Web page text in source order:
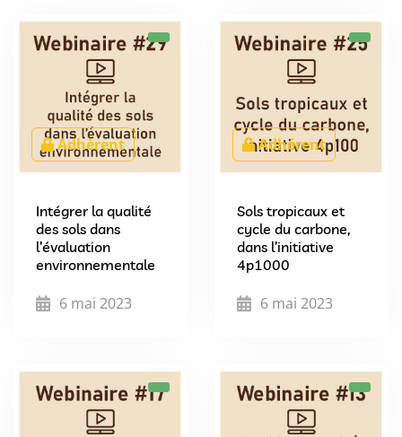
Adhérent
Intégrer la qualité
des sols dans
l’évaluation
environnementale
6 mai 2023
Adhérent
Sols tropicaux et
cycle du carbone,
dans l’initiative
4p1000
6 mai 2023